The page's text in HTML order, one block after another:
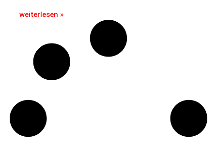
weiterlesen »